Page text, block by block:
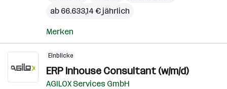
ab 66.633,14 € jährlich
Merken
Einblicke
ERP Inhouse Consultant (w/m/d)
AGILOX Services GmbH